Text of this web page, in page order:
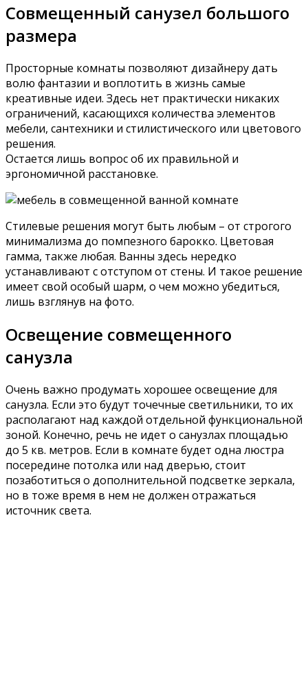
Совмещенный санузел большого
размера
Просторные комнаты позволяют дизайнеру дать
волю фантазии и воплотить в жизнь самые
креативные идеи. Здесь нет практически никаких
ограничений, касающихся количества элементов
мебели, сантехники и стилистического или цветового
решения.
Остается лишь вопрос об их правильной и
эргономичной расстановке.
Стилевые решения могут быть любым – от строгого
минимализма до помпезного барокко. Цветовая
гамма, также любая. Ванны здесь нередко
устанавливают с отступом от стены. И такое решение
имеет свой особый шарм, о чем можно убедиться,
лишь взглянув на фото.
Освещение совмещенного
санузла
Очень важно продумать хорошее освещение для
санузла. Если это будут точечные светильники, то их
располагают над каждой отдельной функциональной
зоной. Конечно, речь не идет о санузлах площадью
до 5 кв. метров. Если в комнате будет одна люстра
посередине потолка или над дверью, стоит
позаботиться о дополнительной подсветке зеркала,
но в тоже время в нем не должен отражаться
источник света.